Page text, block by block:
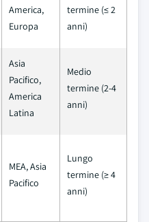
America,
Europa
termine (≤ 2
anni)
Asia
Pacifico,
America
Latina
Medio
termine (2-4
anni)
MEA, Asia
Pacifico
Lungo
termine (≥ 4
anni)